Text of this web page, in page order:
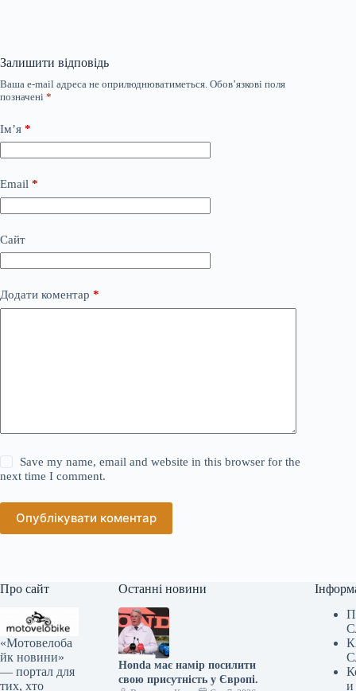
Залишити відповідь
Ваша e-mail адреса не оприлюднюватиметься. Обов’язкові поля
позначені *
Ім’я *
Email *
Сайт
Додати коментар *
Save my name, email and website in this browser for the
next time I comment.
Опублікувати коментар
Про сайт
«Мотовелоба
йк новини»
— портал для
тих, хто
Останні новини
Honda має намір посилити
свою присутність у Європі.
и